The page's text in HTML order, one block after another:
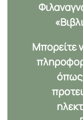
Μπορείτε
όπως